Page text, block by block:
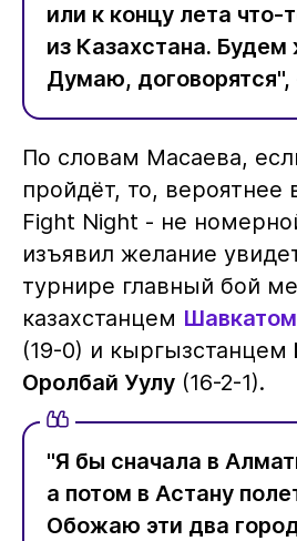
или к концу лета
из Казахстана. Будем
Думаю, договорятся",
По словам Масаева,
пройдёт, то, вероятнее
Fight Night - не
изъявил желание
турнире главный бой
казахстанцем
(19-0) и кыргызстанцем
Оролбай Уулу(16-2-1).
"Я бы сначала в
а потом в Астану
Обожаю эти два